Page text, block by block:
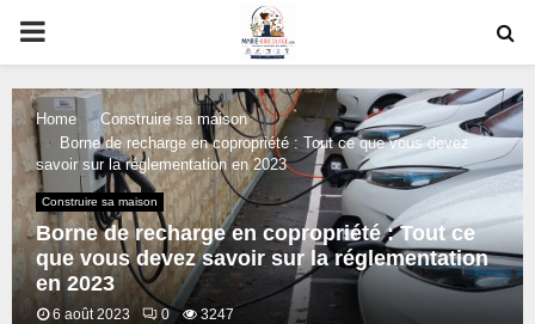
PRIMARY
MENU
Home
Construire sa maison
Borne de recharge en copropriété : Tout ce que vous devez
savoir sur la réglementation en 2023
Construire sa maison
Borne de recharge en copropriété : Tout ce
que vous devez savoir sur la réglementation
en 2023
6 août 2023 0 3247